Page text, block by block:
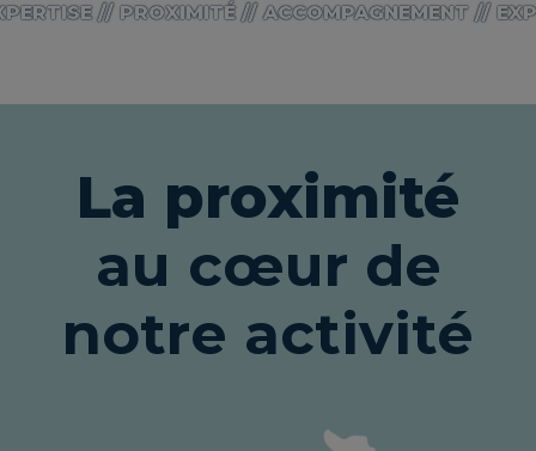
// PROXIMITÉ // ACCOMPAGNEMENT //
La proximité
au cœur de
notre activité